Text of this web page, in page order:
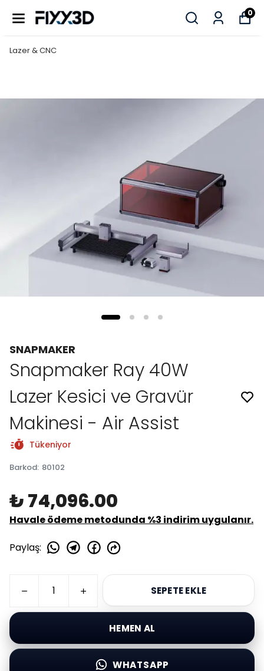
0
Lazer & CNC
SNAPMAKER
Snapmaker Ray 40W
Lazer Kesici ve Gravür
Makinesi - Air Assist
Tükeniyor
Barkod: 80102
₺ 74,096.00
Havale ödeme metodunda %3 indirim uygulanır.
Paylaş:
SEPETE EKLE
HEMEN AL
WHATSAPP